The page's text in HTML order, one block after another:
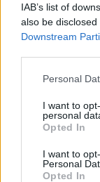
IAB’s list of
also be
Downstream
Please note that
not limited to
grant or deny
use your data
consent section.
Personal
I want to
personal
Opted In
I want to
Personal
Opted In
Azalvás alatti
hozzájárul az
glimfatikus
folyadékutakon
folyadék és a
folyamat
ezért nem
folyadék- és